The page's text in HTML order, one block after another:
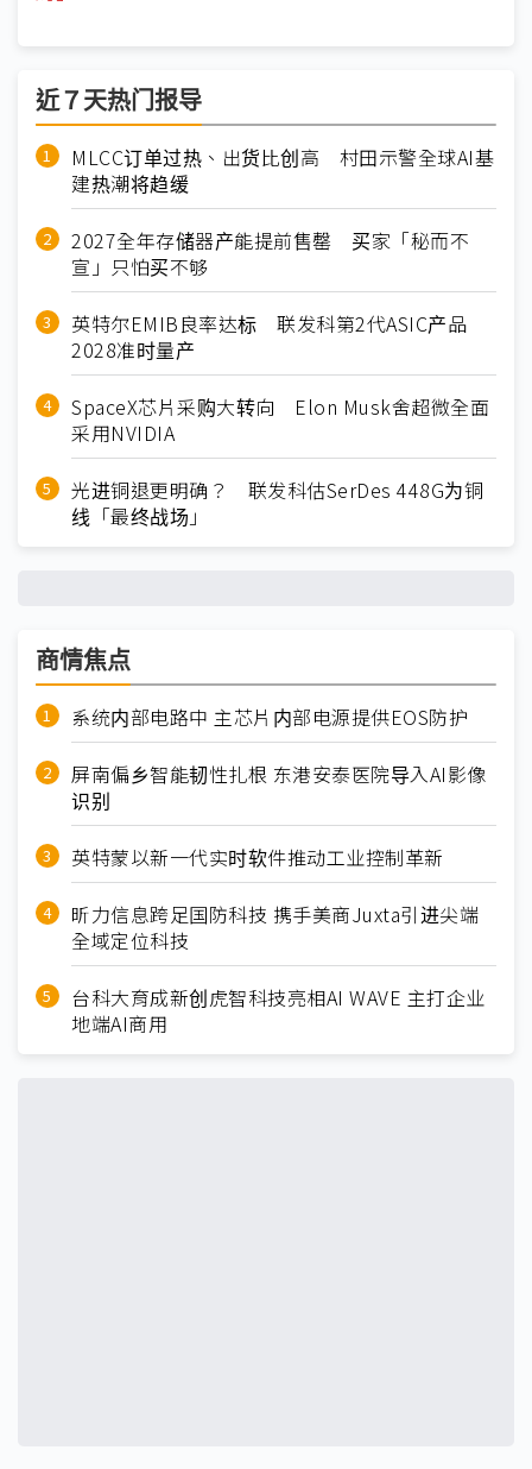
近７天热门报导
MLCC订单过热、出货比创高 村田示警全球AI基
建热潮将趋缓
2027全年存储器产能提前售罄 买家「秘而不
宣」只怕买不够
英特尔EMIB良率达标 联发科第2代ASIC产品
2028准时量产
SpaceX芯片采购大转向 Elon Musk舍超微全面
采用NVIDIA
光进铜退更明确？ 联发科估SerDes 448G为铜
线「最终战场」
商情焦点
系统内部电路中 主芯片内部电源提供EOS防护
屏南偏乡智能韧性扎根 东港安泰医院导入AI影像
识别
英特蒙以新一代实时软件推动工业控制革新
昕力信息跨足国防科技 携手美商Juxta引进尖端
全域定位科技
台科大育成新创虎智科技亮相AI WAVE 主打企业
地端AI商用